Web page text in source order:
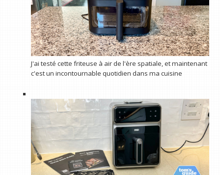
J'ai testé cette friteuse à air de l'ère spatiale, et maintenant
c'est un incontournable quotidien dans ma cuisine